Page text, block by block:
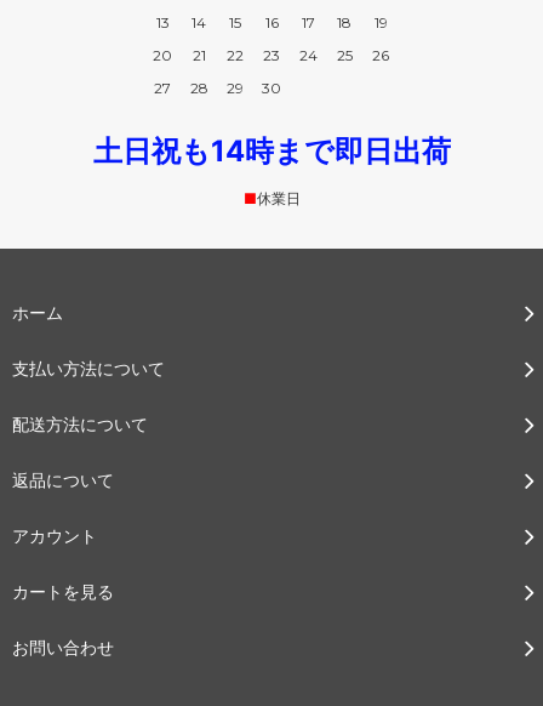
13
14 15 16 17 18
19
20
21 22 23 24 25
26
27
28 29 30
土日祝も14時まで即日出荷
■休業日
ホーム
支払い方法について
配送方法について
返品について
アカウント
カートを見る
お問い合わせ